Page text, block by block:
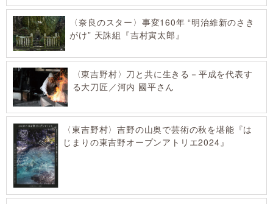
〈奈良のスター〉事変160年 “明治維新のさき
がけ” 天誅組『吉村寅太郎』
〈東吉野村〉刀と共に生きる－平成を代表す
る大刀匠／河内 國平さん
〈東吉野村〉吉野の山奥で芸術の秋を堪能『は
じまりの東吉野オープンアトリエ2024』